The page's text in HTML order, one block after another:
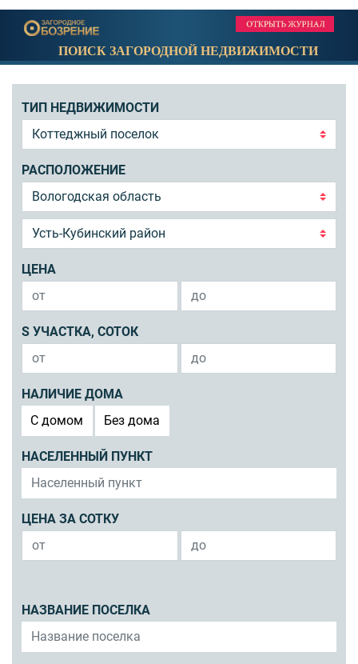
ПОИСК ЗАГОРОДНОЙ НЕДВИЖИМОСТИ
ТИП НЕДВИЖИМОСТИ
РАСПОЛОЖЕНИЕ
ЦЕНА
S УЧАСТКА, СОТОК
НАЛИЧИЕ ДОМА
C домом
Без дома
НАСЕЛЕННЫЙ ПУНКТ
ЦЕНА ЗА СОТКУ
НАЗВАНИЕ ПОСЕЛКА